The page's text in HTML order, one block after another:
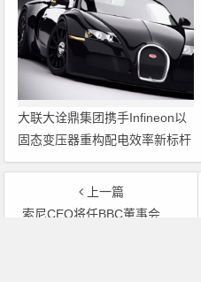
大联大诠鼎集团携手Infineon以
固态变压器重构配电效率新标杆
上一篇
索尼CEO将任BBC董事会主席